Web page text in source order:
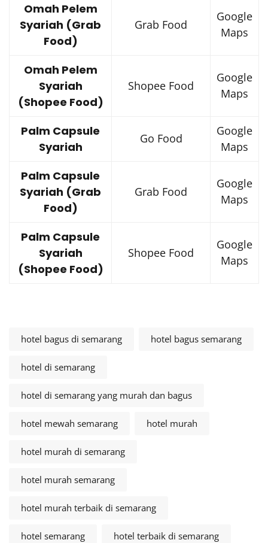
Omah Pelem
Syariah (Grab
Food)
Grab Food
Google
Maps
Omah Pelem
Syariah
(Shopee Food)
Shopee Food
Google
Maps
Palm Capsule
Syariah
Go Food
Google
Maps
Palm Capsule
Syariah (Grab
Food)
Grab Food
Google
Maps
Palm Capsule
Syariah
(Shopee Food)
Shopee Food
Google
Maps
hotel bagus di semarang hotel bagus semarang
hotel di semarang
hotel di semarang yang murah dan bagus
hotel mewah semarang hotel murah
hotel murah di semarang
hotel murah semarang
hotel murah terbaik di semarang
hotel semarang hotel terbaik di semarang